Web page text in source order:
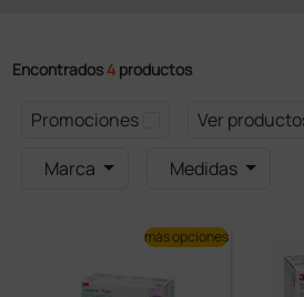
Encontrados 4 productos
Promociones
Ver
Marca
Medidas
más opciones